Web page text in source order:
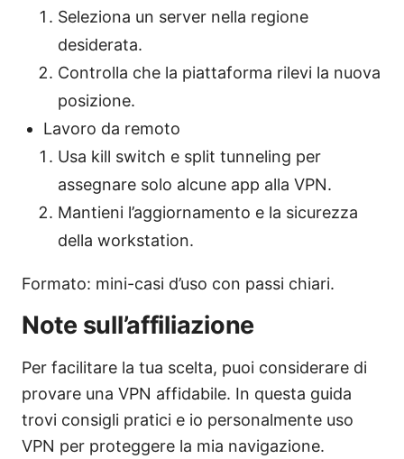
Seleziona un server nella regione
desiderata.
Controlla che la piattaforma rilevi la nuova
posizione.
Lavoro da remoto
Usa kill switch e split tunneling per
assegnare solo alcune app alla VPN.
Mantieni l’aggiornamento e la sicurezza
della workstation.
Formato: mini-casi d’uso con passi chiari.
Note sull’affiliazione
Per facilitare la tua scelta, puoi considerare di
provare una VPN affidabile. In questa guida
trovi consigli pratici e io personalmente uso
VPN per proteggere la mia navigazione.